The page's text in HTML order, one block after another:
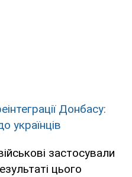
Донбасу:
українців
застосували
цього